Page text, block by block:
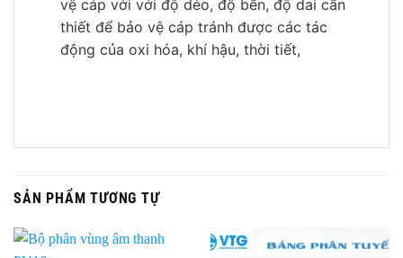
vệ cáp với với độ dẻo, độ bền, độ dai cần
thiết để bảo vệ cáp tránh được các tác
động của oxi hóa, khí hậu, thời tiết,
SẢN PHẨM TƯƠNG TỰ